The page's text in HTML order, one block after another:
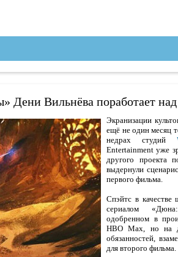
Дени Вильнёва поработает
Экранизации
ещё не один месяц
недрах студий
Entertainment уже
другого проекта
выдернули
первого фильма.
Спэйтс в качестве
сериалом
одобренном в
HBO Max, но на
обязанностей,
для второго фильма.